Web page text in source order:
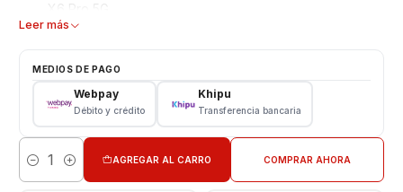
X6 Pro 5G
Modelo: Calidad
Pantalla Xiaomi Reemplazo
Tipo: LCD + Touch
Modelo: Redmi Note 13 Pro 5G - Poco X6 5G - Poco X6
Pro 5G
Leer más
MEDIOS DE PAGO
Webpay
Débito y crédito
Khipu
Transferencia bancaria
Cantidad
AGREGAR AL CARRO COMPRAR AHORA